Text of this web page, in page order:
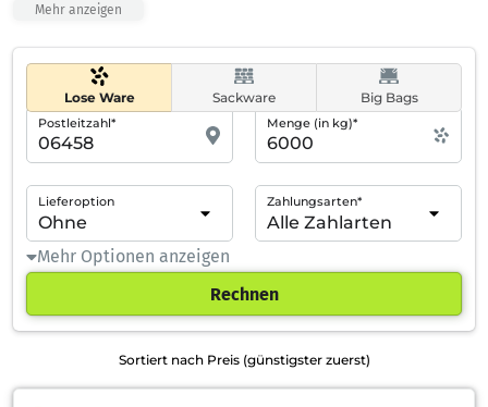
Mehr anzeigen
Lose Ware Sackware Big Bags
Postleitzahl* Menge (in kg)*
Lieferoption Zahlungsarten*
Mehr Optionen anzeigen
Rechnen
Sortiert nach Preis (günstigster zuerst)